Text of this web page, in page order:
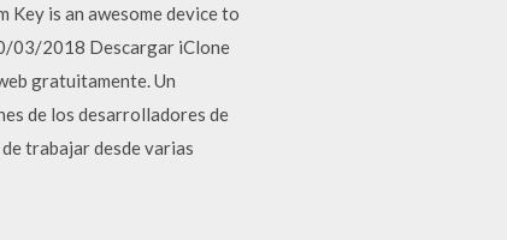
is an awesome device to
03/2018 Descargar iClone
gratuitamente. Un
de los desarrolladores de
trabajar desde varias